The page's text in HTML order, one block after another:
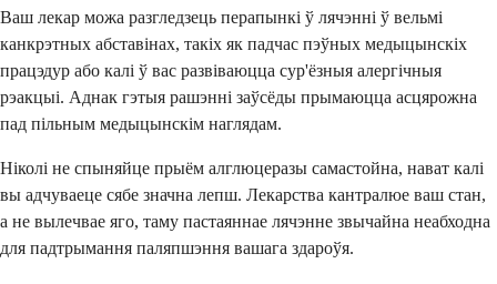
Ваш лекар можа разгледзець перапынкі ў лячэнні ў вельмі
канкрэтных абставінах, такіх як падчас пэўных медыцынскіх
працэдур або калі ў вас развіваюцца сур'ёзныя алергічныя
рэакцыі. Аднак гэтыя рашэнні заўсёды прымаюцца асцярожна
пад пільным медыцынскім наглядам.
Ніколі не спыняйце прыём алглюцеразы самастойна, нават калі
вы адчуваеце сябе значна лепш. Лекарства кантралюе ваш стан,
а не вылечвае яго, таму пастаяннае лячэнне звычайна неабходна
для падтрымання паляпшэння вашага здароўя.